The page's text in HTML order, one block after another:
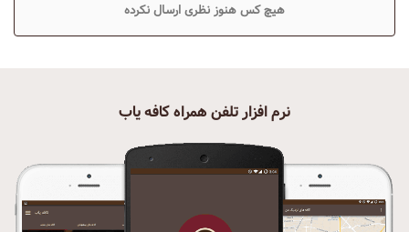
هیچ کس هنوز نظری ارسال نکرده
نرم افزار تلفن همراه کافه یاب